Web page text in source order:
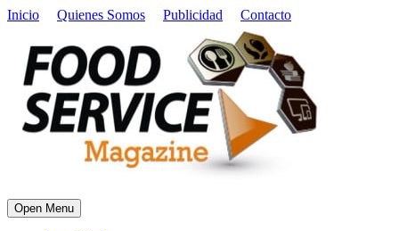
Inicio Quienes Somos Publicidad Contacto
Open Menu